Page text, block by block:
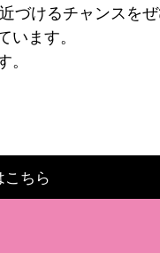
けるチャンスをぜ
ます。
こちら